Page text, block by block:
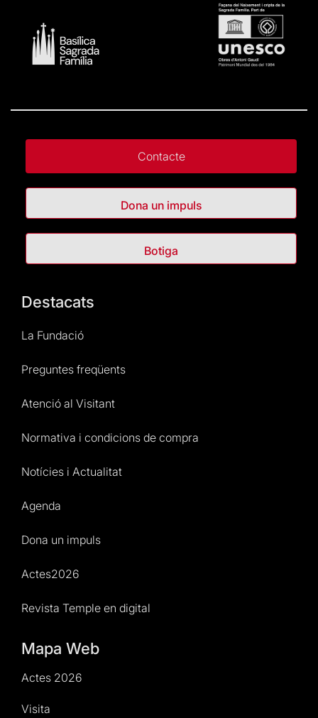
Contacte
Dona un impuls
Botiga
Destacats
La Fundació
Preguntes freqüents
Atenció al Visitant
Normativa i condicions de compra
Notícies i Actualitat
Agenda
Dona un impuls
Actes2026
Revista Temple en digital
Mapa Web
Actes 2026
Visita